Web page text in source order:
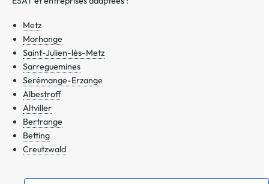
Metz
Morhange
Saint-Julien-lès-Metz
Sarreguemines
Serémange-Erzange
Albestroff
Altviller
Bertrange
Betting
Creutzwald